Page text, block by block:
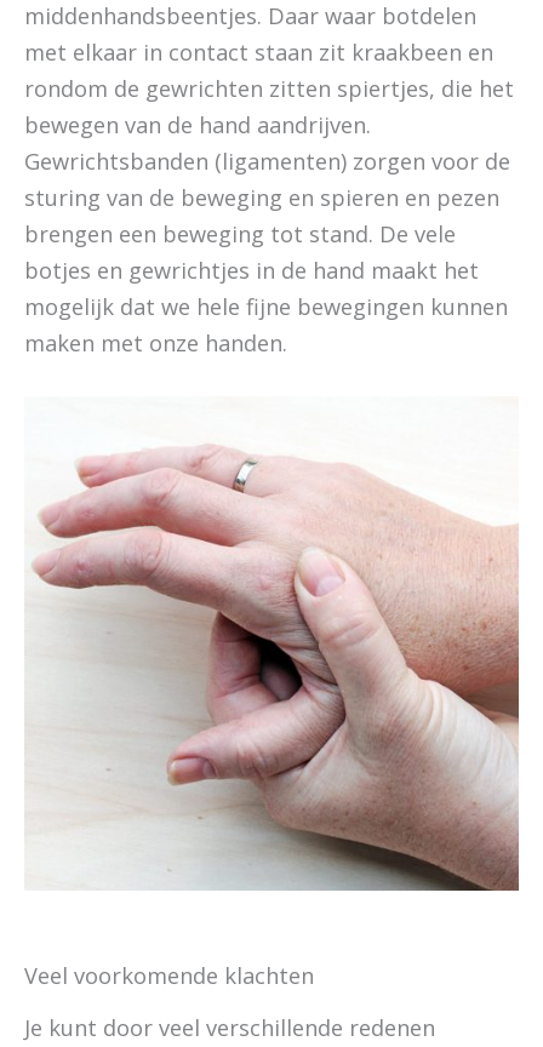
middenhandsbeentjes. Daar waar botdelen
met elkaar in contact staan zit kraakbeen en
rondom de gewrichten zitten spiertjes, die het
bewegen van de hand aandrijven.
Gewrichtsbanden (ligamenten) zorgen voor de
sturing van de beweging en spieren en pezen
brengen een beweging tot stand. De vele
botjes en gewrichtjes in de hand maakt het
mogelijk dat we hele fijne bewegingen kunnen
maken met onze handen.
Veel voorkomende klachten
Je kunt door veel verschillende redenen